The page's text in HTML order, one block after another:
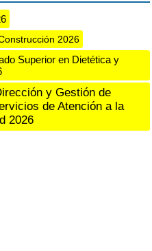
2026
Superior en Dietética y
y Gestión de
de Atención a la
2026